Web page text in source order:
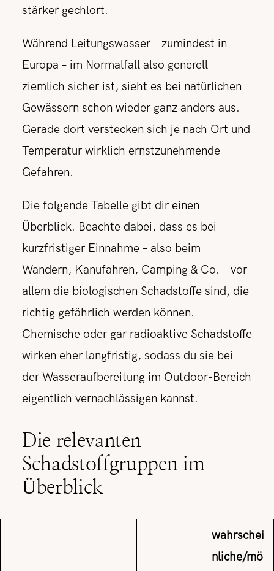
stärker gechlort.
Während Leitungswasser – zumindest in
Europa – im Normalfall also generell
ziemlich sicher ist, sieht es bei natürlichen
Gewässern schon wieder ganz anders aus.
Gerade dort verstecken sich je nach Ort und
Temperatur wirklich ernstzunehmende
Gefahren.
Die folgende Tabelle gibt dir einen
Überblick. Beachte dabei, dass es bei
kurzfristiger Einnahme – also beim
Wandern, Kanufahren, Camping & Co. – vor
allem die biologischen Schadstoffe sind, die
richtig gefährlich werden können.
Chemische oder gar radioaktive Schadstoffe
wirken eher langfristig, sodass du sie bei
der Wasseraufbereitung im Outdoor-Bereich
eigentlich vernachlässigen kannst.
Die relevanten
Schadstoffgruppen im
Überblick
wahrschei
nliche/mö